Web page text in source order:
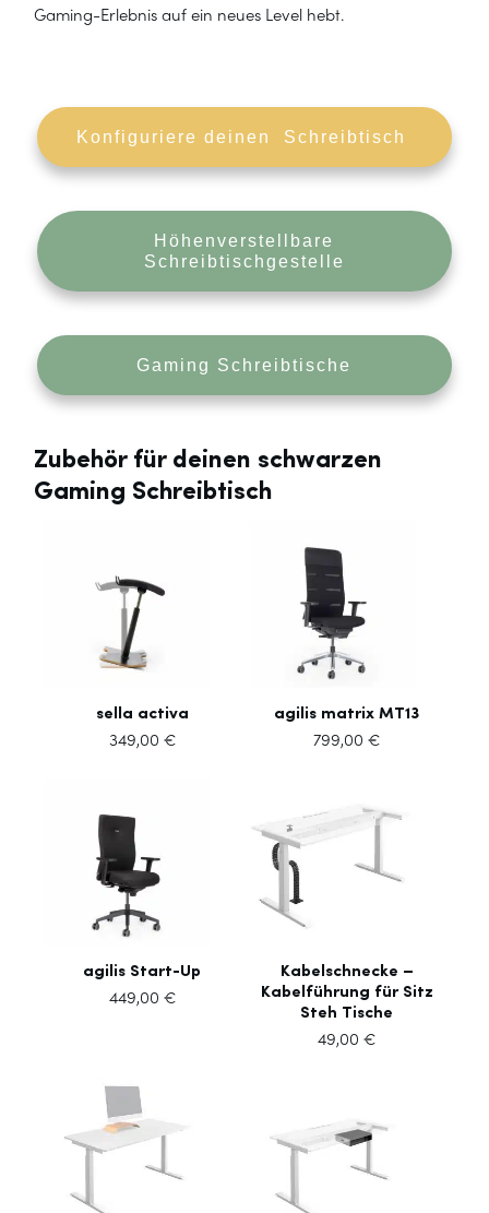
Gaming-Erlebnis auf ein neues Level hebt.
Konfiguriere deinen Schreibtisch
Höhenverstellbare
Schreibtischgestelle
Gaming Schreibtische
Zubehör für deinen schwarzen
Gaming Schreibtisch
sella activa
349,00 €
agilis matrix MT13
799,00€
agilis Start-Up
449,00 €
Kabelschnecke –
Kabelführung für Sitz
Steh Tische
49,00€